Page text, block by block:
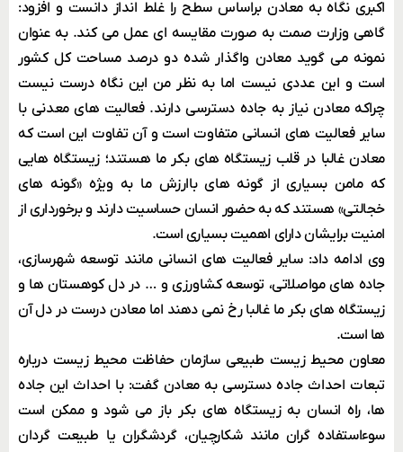
اکبری نگاه به معادن براساس سطح را غلط انداز دانست و افزود:
گاهی وزارت صمت به صورت مقایسه ای عمل می کند. به عنوان
نمونه می گوید معادن واگذار شده دو درصد مساحت کل کشور
است و این عددی نیست اما به نظر من این نگاه درست نیست
چراکه معادن نیاز به جاده دسترسی دارند. فعالیت های معدنی با
سایر فعالیت های انسانی متفاوت است و آن تفاوت این است که
معادن غالبا در قلب زیستگاه های بکر ما هستند؛ زیستگاه هایی
که مامن بسیاری از گونه های باارزش ما به ویژه «گونه های
خجالتی» هستند که به حضور انسان حساسیت دارند و برخورداری از
امنیت برایشان دارای اهمیت بسیاری است.
وی ادامه داد: سایر فعالیت های انسانی مانند توسعه شهرسازی،
جاده های مواصلاتی، توسعه کشاورزی و … در دل کوهستان ها و
زیستگاه های بکر ما غالبا رخ نمی دهند اما معادن درست در دل آن
ها است.
معاون محیط زیست طبیعی سازمان حفاظت محیط زیست درباره
تبعات احداث جاده دسترسی به معادن گفت: با احداث این جاده
ها، راه انسان به زیستگاه های بکر باز می شود و ممکن است
سوءاستفاده گران مانند شکارچیان، گردشگران یا طبیعت گردان